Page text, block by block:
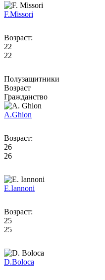
F.Missori
Возраст:
22
22
Полузащитники
Возраст
Гражданство
A.Ghion
Возраст:
26
26
E.Iannoni
Возраст:
25
25
D.Boloca